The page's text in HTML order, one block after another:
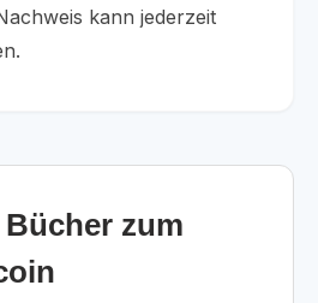
kann jederzeit
zum